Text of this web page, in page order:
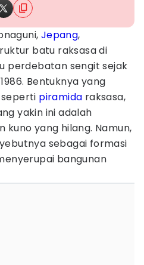
Jepang,
batu raksasa di
perdebatan sengit sejak
Bentuknya yang
piramida raksasa,
yakin ini adalah
yang hilang. Namun,
sebagai formasi
bangunan